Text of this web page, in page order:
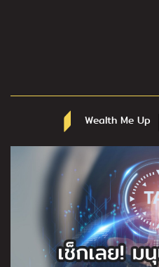
Wealth Me Up